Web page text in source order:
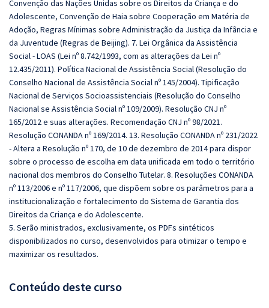
Convenção das Nações Unidas sobre os Direitos da Criança e do
Adolescente, Convenção de Haia sobre Cooperação em Matéria de
Adoção, Regras Mínimas sobre Administração da Justiça da Infância e
da Juventude (Regras de Beijing). 7. Lei Orgânica da Assistência
Social - LOAS (Lei nº 8.742/1993, com as alterações da Lei nº
12.435/2011). Política Nacional de Assistência Social (Resolução do
Conselho Nacional de Assistência Social nº 145/2004). Tipificação
Nacional de Serviços Socioassistenciais (Resolução do Conselho
Nacional se Assistência Social nº 109/2009). Resolução CNJ nº
165/2012 e suas alterações. Recomendação CNJ nº 98/2021.
Resolução CONANDA nº 169/2014. 13. Resolução CONANDA nº 231/2022
- Altera a Resolução nº 170, de 10 de dezembro de 2014 para dispor
sobre o processo de escolha em data unificada em todo o território
nacional dos membros do Conselho Tutelar. 8. Resoluções CONANDA
nº 113/2006 e nº 117/2006, que dispõem sobre os parâmetros para a
institucionalização e fortalecimento do Sistema de Garantia dos
Direitos da Criança e do Adolescente.
5. Serão ministrados, exclusivamente, os PDFs sintéticos
disponibilizados no curso, desenvolvidos para otimizar o tempo e
maximizar os resultados.
Conteúdo deste curso